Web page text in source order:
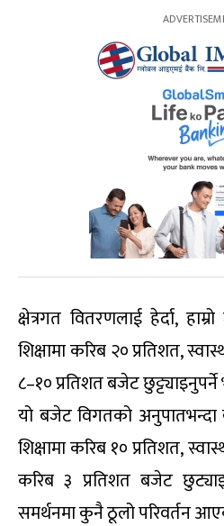
क्षेत्रगत वितरणलाई हेर्दा,
शिक्षामा करिब २० प्रतिशत,
८–१० प्रतिशत बजेट
यो बजेट विगतको
शिक्षामा करिब १० प्रतिशत,
करिब ३ प्रतिशत बजेट
समर्थनमा कुनै ठूलो परिवर्तन